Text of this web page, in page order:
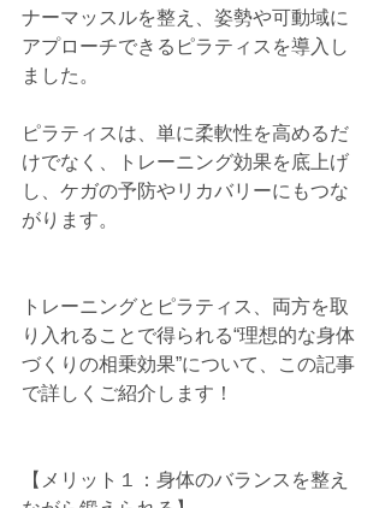
ナーマッスルを整え、姿勢や可動域に
アプローチできるピラティスを導入し
ました。
ピラティスは、単に柔軟性を高めるだ
けでなく、トレーニング効果を底上げ
し、ケガの予防やリカバリーにもつな
がります。
トレーニングとピラティス、両方を取
り入れることで得られる“理想的な身体
づくりの相乗効果”について、この記事
で詳しくご紹介します！
【メリット１：身体のバランスを整え